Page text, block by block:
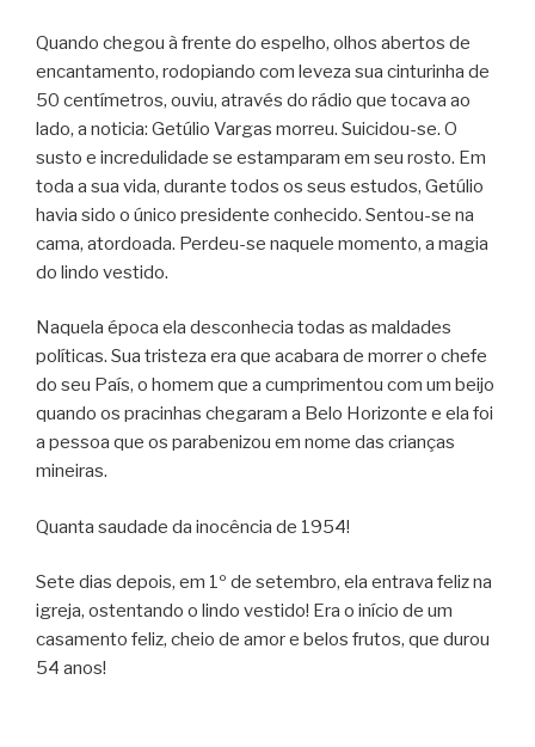
Quando chegou à frente do espelho, olhos abertos de
encantamento, rodopiando com leveza sua cinturinha de
50 centímetros, ouviu, através do rádio que tocava ao
lado, a noticia: Getúlio Vargas morreu. Suicidou-se. O
susto e incredulidade se estamparam em seu rosto. Em
toda a sua vida, durante todos os seus estudos, Getúlio
havia sido o único presidente conhecido. Sentou-se na
cama, atordoada. Perdeu-se naquele momento, a magia
do lindo vestido.
Naquela época ela desconhecia todas as maldades
políticas. Sua tristeza era que acabara de morrer o chefe
do seu País, o homem que a cumprimentou com um beijo
quando os pracinhas chegaram a Belo Horizonte e ela foi
a pessoa que os parabenizou em nome das crianças
mineiras.
Quanta saudade da inocência de 1954!
Sete dias depois, em 1º de setembro, ela entrava feliz na
igreja, ostentando o lindo vestido! Era o início de um
casamento feliz, cheio de amor e belos frutos, que durou
54 anos!